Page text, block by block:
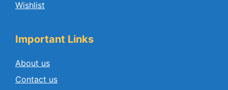
Wishlist
Important Links
About us
Contact us